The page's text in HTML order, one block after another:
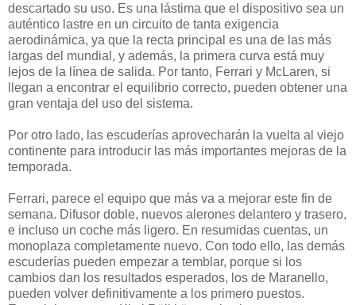
descartado su uso. Es una lástima que el dispositivo sea un
auténtico lastre en un circuito de tanta exigencia
aerodinámica, ya que la recta principal es una de las más
largas del mundial, y además, la primera curva está muy
lejos de la línea de salida. Por tanto, Ferrari y McLaren, si
llegan a encontrar el equilibrio correcto, pueden obtener una
gran ventaja del uso del sistema.
Por otro lado, las escuderías aprovecharán la vuelta al viejo
continente para introducir las más importantes mejoras de la
temporada.
Ferrari, parece el equipo que más va a mejorar este fin de
semana. Difusor doble, nuevos alerones delantero y trasero,
e incluso un coche más ligero. En resumidas cuentas, un
monoplaza completamente nuevo. Con todo ello, las demás
escuderías pueden empezar a temblar, porque si los
cambios dan los resultados esperados, los de Maranello,
pueden volver definitivamente a los primero puestos.